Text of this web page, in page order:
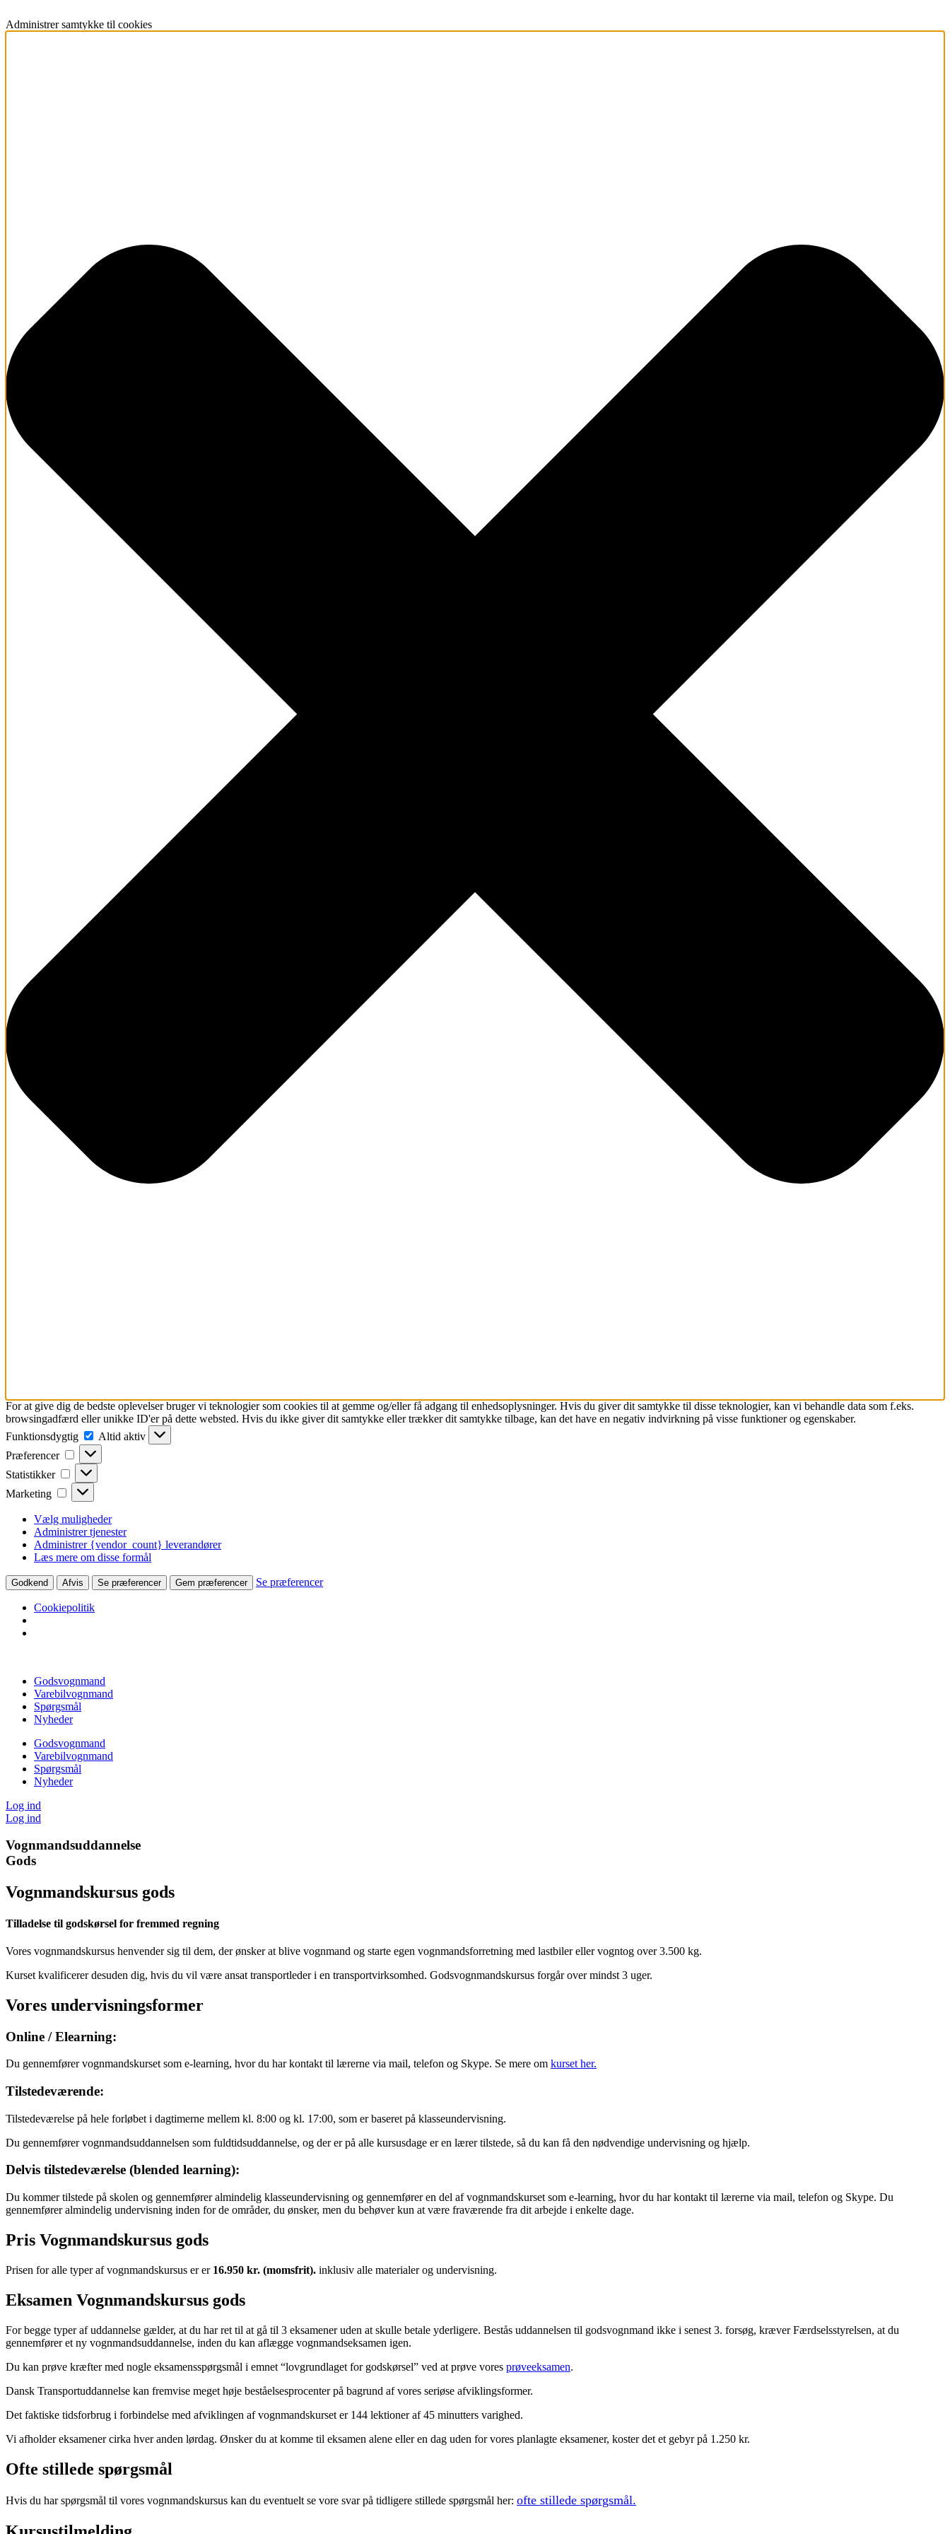
Administrer samtykke til cookies
For at give dig de bedste oplevelser bruger vi teknologier som cookies til at gemme og/eller få adgang til enhedsoplysninger. Hvis du giver dit samtykke til disse teknologier, kan vi behandle data som f.eks.
browsingadfærd eller unikke ID'er på dette websted. Hvis du ikke giver dit samtykke eller trækker dit samtykke tilbage, kan det have en negativ indvirkning på visse funktioner og egenskaber.
Funktionsdygtig
Funktionsdygtig
Altid aktiv
Præferencer
Præferencer
Statistikker Statistikker
Marketing Marketing
Vælg muligheder
Administrer tjenester
Administrer {vendor_count} leverandører
Læs mere om disse formål
Godkend Afvis Se præferencer Gem præferencer Se præferencer
Cookiepolitik
indholdGodsvognmand
Varebilvognmand
Spørgsmål
Nyheder
Godsvognmand
Varebilvognmand
Spørgsmål
Nyheder
Log ind
Log ind
Vognmandsuddannelse
Gods
Vognmandskursus gods
Tilladelse til godskørsel for fremmed regning
Vores vognmandskursus henvender sig til dem, der ønsker at blive vognmand og starte egen vognmandsforretning med lastbiler eller vogntog over 3.500 kg.
Kurset kvalificerer desuden dig, hvis du vil være ansat transportleder i en transportvirksomhed. Godsvognmandskursus forgår over mindst 3 uger.
Vores undervisningsformer
Online / Elearning:
Du gennemfører vognmandskurset som e-learning, hvor du har kontakt til lærerne via mail, telefon og Skype. Se mere om kurset her.
Tilstedeværende:
Tilstedeværelse på hele forløbet i dagtimerne mellem kl. 8:00 og kl. 17:00, som er baseret på klasseundervisning.
Du gennemfører vognmandsuddannelsen som fuldtidsuddannelse, og der er på alle kursusdage er en lærer tilstede, så du kan få den nødvendige undervisning og hjælp.
Delvis tilstedeværelse (blended learning):
Du kommer tilstede på skolen og gennemfører almindelig klasseundervisning og gennemfører en del af vognmandskurset som e-learning, hvor du har kontakt til lærerne via mail, telefon og Skype. Du
gennemfører almindelig undervisning inden for de områder, du ønsker, men du behøver kun at være fraværende fra dit arbejde i enkelte dage.
Pris Vognmandskursus gods
Prisen for alle typer af vognmandskursus er er 16.950 kr. (momsfrit). inklusiv alle materialer og undervisning.
Eksamen Vognmandskursus gods
For begge typer af uddannelse gælder, at du har ret til at gå til 3 eksamener uden at skulle betale yderligere. Bestås uddannelsen til godsvognmand ikke i senest 3. forsøg, kræver Færdselsstyrelsen, at du
gennemfører et ny vognmandsuddannelse, inden du kan aflægge vognmandseksamen igen.
Du kan prøve kræfter med nogle eksamensspørgsmål i emnet “lovgrundlaget for godskørsel” ved at prøve vores prøveeksamen.
Dansk Transportuddannelse kan fremvise meget høje beståelsesprocenter på bagrund af vores seriøse afviklingsformer.
Det faktiske tidsforbrug i forbindelse med afviklingen af vognmandskurset er 144 lektioner af 45 minutters varighed.
Vi afholder eksamener cirka hver anden lørdag. Ønsker du at komme til eksamen alene eller en dag uden for vores planlagte eksamener, koster det et gebyr på 1.250 kr.
Ofte stillede spørgsmål
Hvis du har spørgsmål til vores vognmandskursus kan du eventuelt se vore svar på tidligere stillede spørgsmål her: ofte stillede spørgsmål.